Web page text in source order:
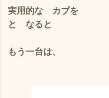
実用的な カブを
と なると
もう一台は、